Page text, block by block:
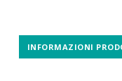
INFORMAZIONI